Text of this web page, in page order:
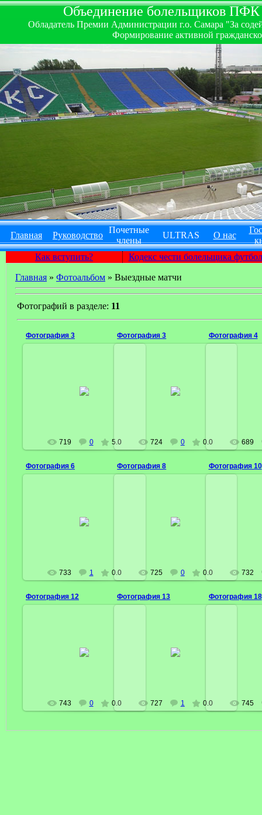
Объединение болельщиков
Обладатель Премии Администрации г.о. Самара "За
Формирование активной
Главная Руководство
Почетные
члены
ULTRAS О нас
Как вступить?
Кодекс чести болельщика
Главная » Фотоальбом » Выездные матчи
Фотографий в разделе: 11
Фотография 3
719 0 5.0
Фотография 3
724 0 0.0
Фотография 4
689
Фотография 6
733 1 0.0
Фотография 8
725 0 0.0
Фотография 10
732
Фотография 12
743 0 0.0
Фотография 13
727 1 0.0
Фотография 18
745